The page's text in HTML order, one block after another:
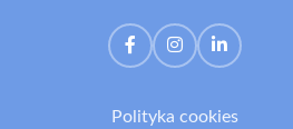
Polityka cookies